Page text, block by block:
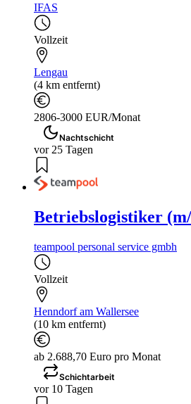
IFAS
Vollzeit
Lengau
(4 km entfernt)
2806-3000 EUR/Monat
Nachtschicht
vor 25 Tagen
Betriebslogistiker
teampool personal service gmbh
Vollzeit
Henndorf am Wallersee
(10 km entfernt)
ab 2.688,70 Euro pro Monat
Schichtarbeit
vor 10 Tagen